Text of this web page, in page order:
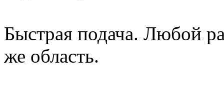
Быстрая подача. Любой
же область.